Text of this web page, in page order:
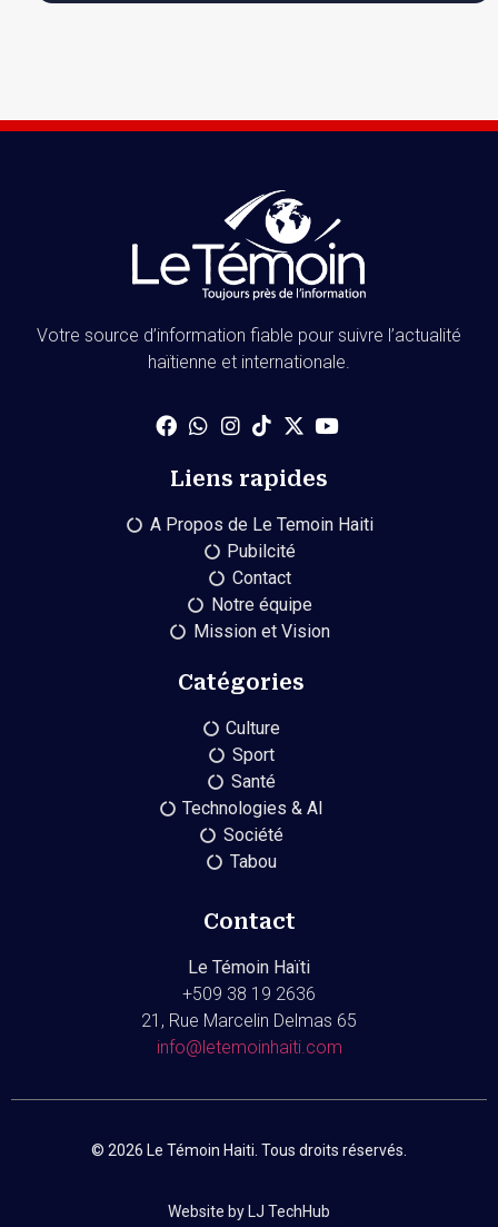
Votre source d’information fiable pour suivre l’actualité
haïtienne et internationale.
Liens rapides
A Propos de Le Temoin Haiti
Pubilcité
Contact
Notre équipe
Mission et Vision
Catégories
Culture
Sport
Santé
Technologies & AI
Société
Tabou
Contact
Le Témoin Haïti
+509 38 19 2636
21, Rue Marcelin Delmas 65
info@letemoinhaiti.com
© 2026 Le Témoin Haiti. Tous droits réservés.
Website by LJ TechHub